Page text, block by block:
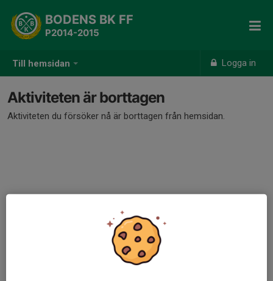
Till hemsidan Logga in
BODENS BK FF
P2014-2015
Aktiviteten är borttagen
Aktiviteten du försöker nå är borttagen från hemsidan.